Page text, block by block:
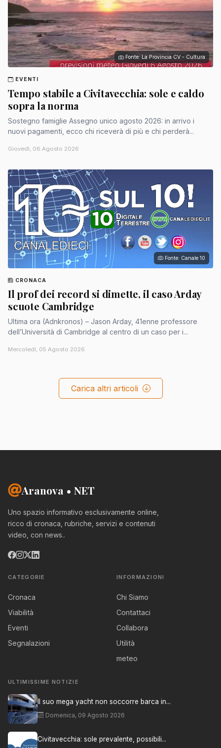
Fonte: La Provincia CV - Cultura
EVENTI
Tempo stabile a Civitavecchia: sole e caldo
sopra la norma
Sostegno famiglie Assegno unico agosto 2026: in arrivo i
nuovi pagamenti, ecco chi riceverà di più e chi perderà...
Giovedì, 06 Agosto 2026
Fonte: Canale 10
CRONACA
Il prof dei record si dimette, il caso Arday
scuote Cambridge
Ultima ora (Adnkronos) – Jason Arday, 41enne professore
dell’Università di Cambridge al centro di un caso per i...
Mercoledì, 05 Agosto 2026
Carica altri articoli
Aranova • NET
Uno spazio informativo esclusivamente online,
ricco di cronaca, rubriche, servizi e contenuti
video, con news..
CATEGORIE
Cronaca
Viabilità
Eventi
Segnalazioni
INFORMAZIONI
Chi Siamo
Contattaci
Collabora
Utilità
meteo
ULTIMISSIME NOTIZIE
Il suo mega yacht non soccorre barca in...
Domenica, 09 Agosto 2026
Civitavecchia: sole prevalente, possibili...